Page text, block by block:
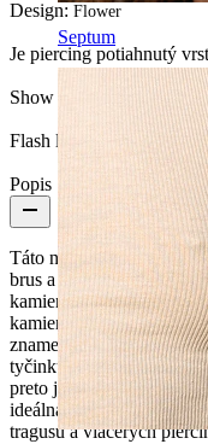
Septum
Design: Flower
Je piercing potiahnutý
Show pair option: Áno
Flash label: 3 za cenu 2
Popis
Táto netradičná labreta
brus a sú rovnomerne
kamienka, čím šperk
kamienkov má decentnú
znamená, že ak ho
tyčinku a potom zatlačíte
preto je vhodná aj pre
ideálna pre rôzne druhy
tragusu a viacerých